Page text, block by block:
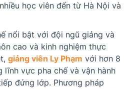
học viên đến từ Hà Nội và
nổi bật với đội ngũ giảng và
cao và kinh nghiệm thực
giảng viên Ly Phạm với hơn 8
lĩnh vực pha chế và vận hành
đứng lớp. Phương pháp